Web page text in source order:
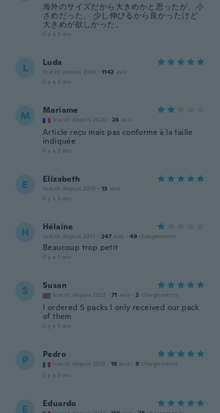
海外のサイズだから大きめかと思ったが、小
さめだった、 少し伸びるから良かったけど
大きめが欲しかった。
il y a 3 ans
L Luda
Inscrit depuis 2019 · 1142 avis
il y a 3 ans
M Mariame
Inscrit depuis 2020 · 28 avis
Article reçu mais pas conforme à la taille
indiquée
il y a 3 ans
E Elizabeth
Inscrit depuis 2015 · 13 avis
il y a 3 ans
H Hélaine
Inscrit depuis 2017 · 247 avis · 49 chargements
Beaucoup trop petit
il y a 3 ans
S Susan
Inscrit depuis 2022 · 71 avis · 2 chargements
I ordered 5 packs I only received our pack
of them
il y a 3 ans
P Pedro
Inscrit depuis 2021 · 16 avis · 8 chargements
il y a 3 ans
E Eduardo